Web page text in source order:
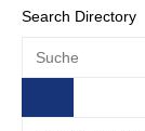
Search Directory